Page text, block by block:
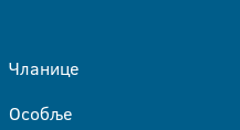
Чланице
Особље